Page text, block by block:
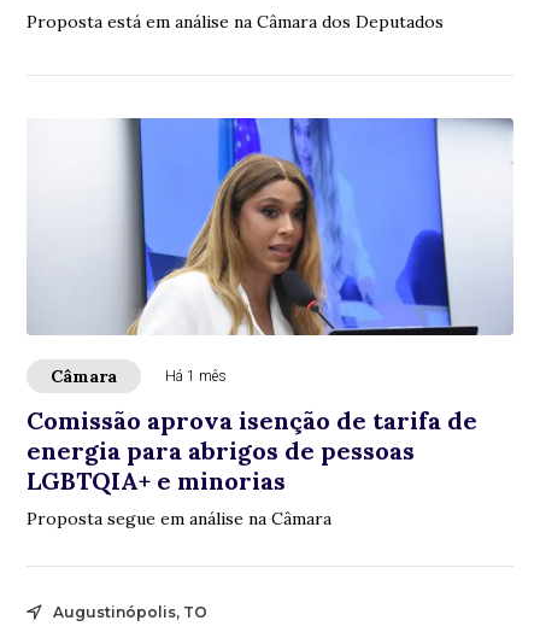
Proposta está em análise na Câmara dos Deputados
Câmara Há 1 mês
Comissão aprova isenção de tarifa de
energia para abrigos de pessoas
LGBTQIA+ e minorias
Proposta segue em análise na Câmara
Augustinópolis, TO